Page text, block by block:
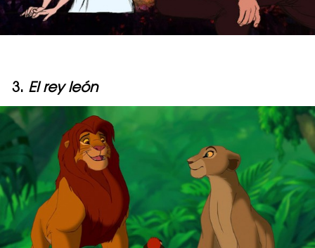
3. El rey león